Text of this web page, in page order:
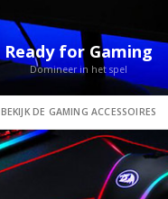
Ready for Gaming
Domineer in het spel
BEKIJK DE GAMING ACCESSOIRES